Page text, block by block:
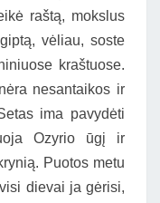
raštą, mokslus
vėliau, soste
kraštuose.
nesantaikos ir
ima pavydėti
Ozyrio ūgį ir
Puotos metu
dievai ja gėrisi,